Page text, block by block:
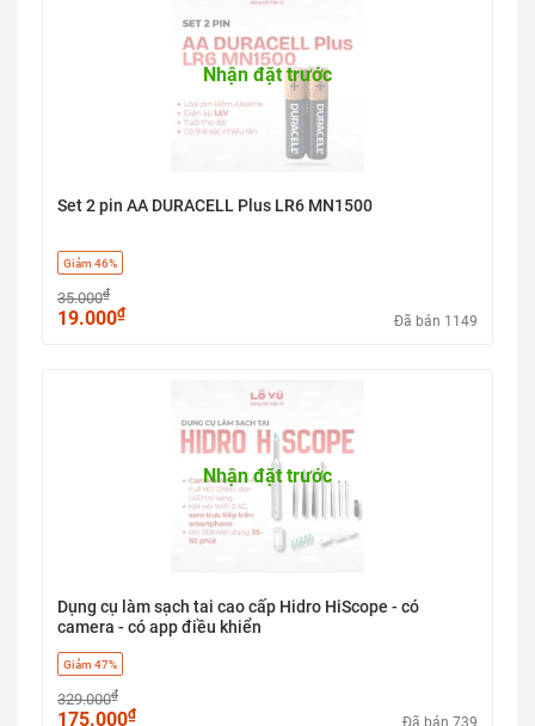
Nhận đặt trước
Set 2 pin AA DURACELL Plus LR6 MN1500
Giảm 46%
35.000₫
19.000₫ Đã bán 1149
Nhận đặt trước
Dụng cụ làm sạch tai cao cấp Hidro HiScope - có
camera - có app điều khiển
Giảm 47%
329.000₫
175.000₫ Đã bán 739